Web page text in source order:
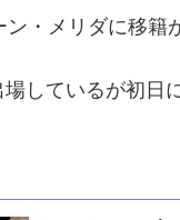
・メリダに移籍
しているが初日